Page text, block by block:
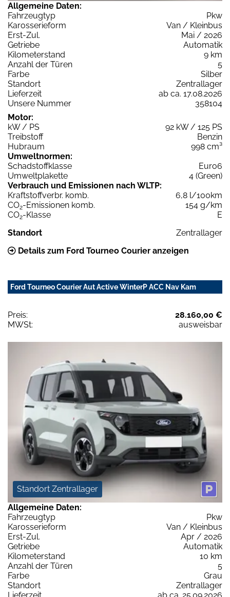
Allgemeine Daten:
Fahrzeugtyp
Pkw
Karosserieform
Van / Kleinbus
Erst-Zul.
Mai / 2026
Getriebe
Automatik
Kilometerstand
9 km
Anzahl der Türen
5
Farbe
Silber
Standort
Zentrallager
Lieferzeit
ab ca. 17.08.2026
Unsere Nummer
358104
Motor:
kW / PS
92 kW / 125 PS
Treibstoff
Benzin
Hubraum
998 cm³
Umweltnormen:
Schadstoffklasse
Euro6
Umweltplakette
4 (Green)
Verbrauch und Emissionen nach WLTP:
Kraftstoffverbr. komb.
6,8 l/100km
CO2-Emissionen komb.
154 g/km
CO2-Klasse
E
Standort
Zentrallager
Details zum Ford Tourneo Courier anzeigen
Ford Tourneo Courier Aut Active WinterP ACC Nav Kam
Preis:
28.160,00 €
MWSt:
ausweisbar
Standort Zentrallager
Allgemeine Daten:
Fahrzeugtyp
Pkw
Karosserieform
Van / Kleinbus
Erst-Zul.
Apr / 2026
Getriebe
Automatik
Kilometerstand
10 km
Anzahl der Türen
5
Farbe
Grau
Standort
Zentrallager